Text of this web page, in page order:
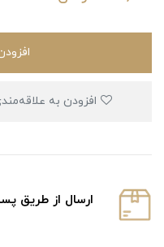
ارسال از طریق